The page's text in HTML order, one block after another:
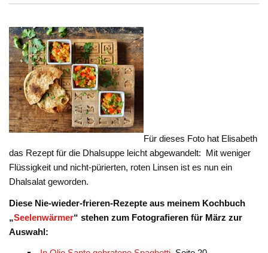
Für dieses Foto hat Elisabeth
das Rezept für die Dhalsuppe leicht abgewandelt: Mit weniger
Flüssigkeit und nicht-pürierten, roten Linsen ist es nun ein
Dhalsalat geworden.
Diese Nie-wieder-frieren-Rezepte aus meinem Kochbuch
„Seelenwärmer“ stehen zum Fotografieren für März zur
Auswahl: